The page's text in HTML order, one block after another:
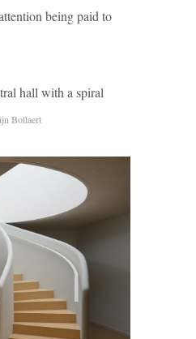
being paid to
hall with a spiral
Bollaert